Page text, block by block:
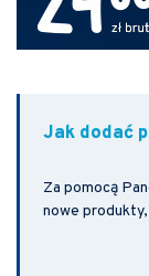
Jak dodać
Za pomocą
nowe